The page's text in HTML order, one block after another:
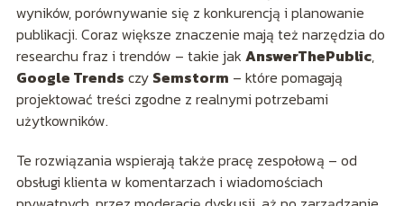
wyników, porównywanie się z konkurencją i planowanie
publikacji. Coraz większe znaczenie mają też narzędzia do
researchu fraz i trendów – takie jak AnswerThePublic,
Google Trends czy Semstorm – które pomagają
projektować treści zgodne z realnymi potrzebami
użytkowników.
Te rozwiązania wspierają także pracę zespołową – od
obsługi klienta w komentarzach i wiadomościach